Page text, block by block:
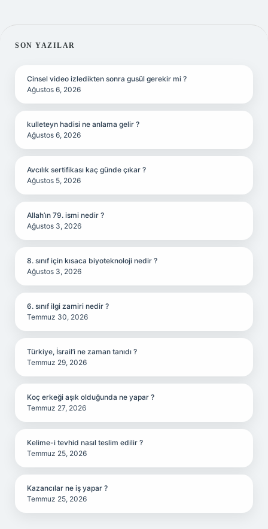
SIDEBAR
SON YAZILAR
Cinsel video izledikten sonra gusül gerekir mi ?
Ağustos 6, 2026
kulleteyn hadisi ne anlama gelir ?
Ağustos 6, 2026
Avcılık sertifikası kaç günde çıkar ?
Ağustos 5, 2026
Allah’ın 79. ismi nedir ?
Ağustos 3, 2026
8. sınıf için kısaca biyoteknoloji nedir ?
Ağustos 3, 2026
6. sınıf ilgi zamiri nedir ?
Temmuz 30, 2026
Türkiye, İsrail’i ne zaman tanıdı ?
Temmuz 29, 2026
Koç erkeği aşık olduğunda ne yapar ?
Temmuz 27, 2026
Kelime-i tevhid nasıl teslim edilir ?
Temmuz 25, 2026
Kazancılar ne iş yapar ?
Temmuz 25, 2026